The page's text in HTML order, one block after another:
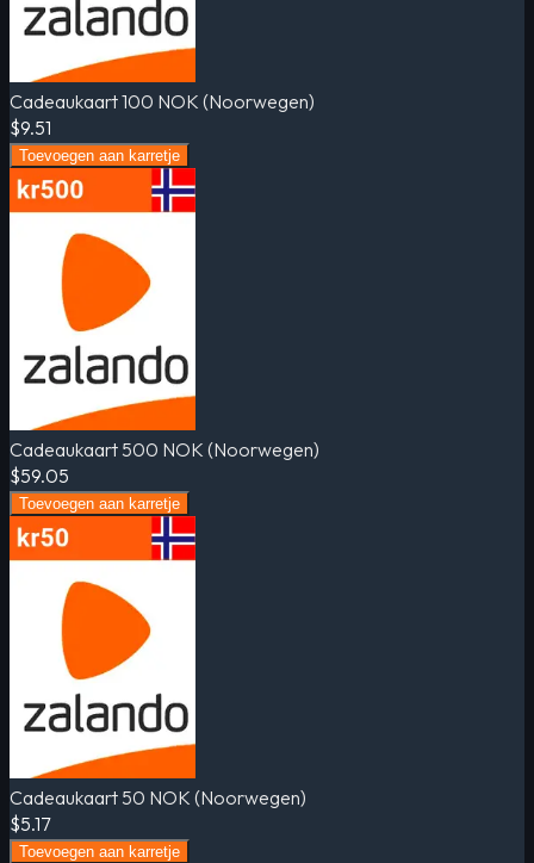
Cadeaukaart 100 NOK (Noorwegen)
$9.51
Toevoegen aan karretje
Cadeaukaart 500 NOK (Noorwegen)
$59.05
Toevoegen aan karretje
Cadeaukaart 50 NOK (Noorwegen)
$5.17
Toevoegen aan karretje